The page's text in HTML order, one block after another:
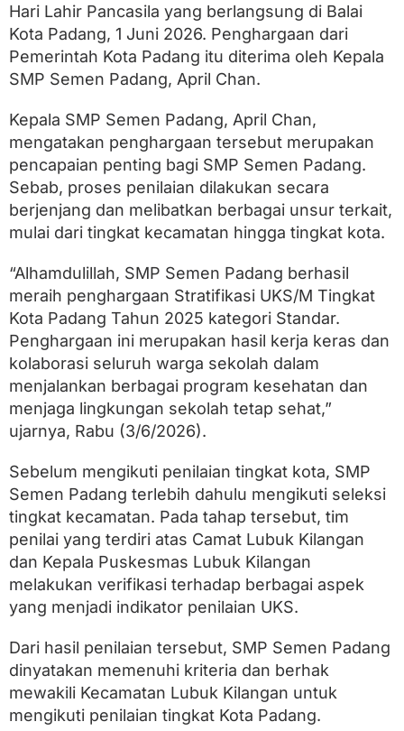
M
K
a
t
e
o
i
S
a
n
d
T
i
g
k
a
K
o
t
a
Hari Lahir Pancasila yang berlangsung di Balai
Kota Padang, 1 Juni 2026. Penghargaan dari
Pemerintah Kota Padang itu diterima oleh Kepala
SMP Semen Padang, April Chan.
Kepala SMP Semen Padang, April Chan,
mengatakan penghargaan tersebut merupakan
pencapaian penting bagi SMP Semen Padang.
Sebab, proses penilaian dilakukan secara
berjenjang dan melibatkan berbagai unsur terkait,
mulai dari tingkat kecamatan hingga tingkat kota.
“Alhamdulillah, SMP Semen Padang berhasil
meraih penghargaan Stratifikasi UKS/M Tingkat
Kota Padang Tahun 2025 kategori Standar.
Penghargaan ini merupakan hasil kerja keras dan
kolaborasi seluruh warga sekolah dalam
menjalankan berbagai program kesehatan dan
menjaga lingkungan sekolah tetap sehat,”
ujarnya, Rabu (3/6/2026).
Sebelum mengikuti penilaian tingkat kota, SMP
Semen Padang terlebih dahulu mengikuti seleksi
tingkat kecamatan. Pada tahap tersebut, tim
penilai yang terdiri atas Camat Lubuk Kilangan
dan Kepala Puskesmas Lubuk Kilangan
melakukan verifikasi terhadap berbagai aspek
yang menjadi indikator penilaian UKS.
Dari hasil penilaian tersebut, SMP Semen Padang
dinyatakan memenuhi kriteria dan berhak
mewakili Kecamatan Lubuk Kilangan untuk
mengikuti penilaian tingkat Kota Padang.